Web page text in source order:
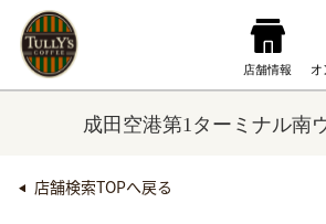
成田空港第1ターミナル南
店舗検索TOPへ戻る